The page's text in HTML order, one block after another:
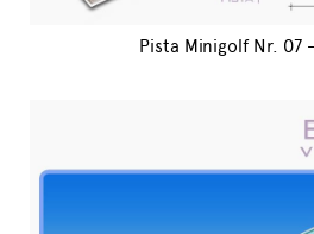
Pista Minigolf Nr. 07